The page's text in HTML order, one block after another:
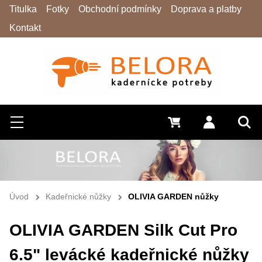
Hledat
Menu Přihlásit
0 Kč
Titulka Fotky Obchodní podmínky
Doprava a platby
Kontakt
Úvod Kadeřnické nůžky OLIVIA GARDEN nůžky
OLIVIA GARDEN Silk Cut Pro
6.5" levácké kadeřnické nůžky